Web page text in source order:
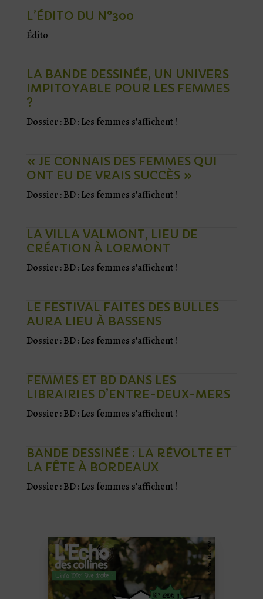
L’ÉDITO DU N°300
Édito
LA BANDE DESSINÉE, UN UNIVERS
IMPITOYABLE POUR LES FEMMES
?
Dossier : BD : Les femmes s'affichent !
« JE CONNAIS DES FEMMES QUI
ONT EU DE VRAIS SUCCÈS »
Dossier : BD : Les femmes s'affichent !
LA VILLA VALMONT, LIEU DE
CRÉATION À LORMONT
Dossier : BD : Les femmes s'affichent !
LE FESTIVAL FAITES DES BULLES
AURA LIEU À BASSENS
Dossier : BD : Les femmes s'affichent !
FEMMES ET BD DANS LES
LIBRAIRIES D’ENTRE-DEUX-MERS
Dossier : BD : Les femmes s'affichent !
BANDE DESSINÉE : LA RÉVOLTE ET
LA FÊTE À BORDEAUX
Dossier : BD : Les femmes s'affichent !